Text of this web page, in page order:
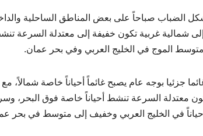
الضباب صباحاً على بعض المناطق الساحلية
الموج في الخليج العربي وفي بحر عمان.
جزئيا بوجه عام يصبح غائماً أحياناً خاصة شمالاً،
في الخليج العربي وخفيف إلى متوسط في بحر